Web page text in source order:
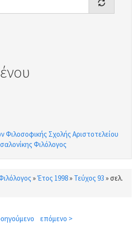
Φιλοσοφικής Σχολής Αριστοτελείου
Φιλόλογος
»Έτος 1998» Τεύχος 93 »σελ.
επόμενο >